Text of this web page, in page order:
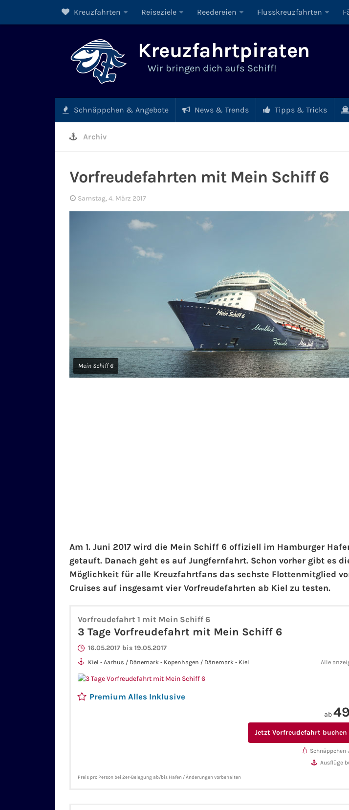
Kreuzfahrten Reiseziele Reedereien Flusskreuzfahrten
Kreuzfahrtpiraten
Wir bringen dich aufs Schiff!
Schnäppchen & Angebote News & Trends Tipps & Tricks
Archiv
Vorfreudefahrten mit Mein Schiff 6
Samstag, 4. März 2017
Mein Schiff 6
Am 1. Juni 2017 wird die Mein Schiff 6 offiziell im Hamburger
getauft. Danach geht es auf Jungfernfahrt. Schon vorher gibt es
Möglichkeit für alle Kreuzfahrtfans das sechste Flottenmitglied
Cruises auf insgesamt vier Vorfreudefahrten ab Kiel zu testen.
Vorfreudefahrt 1 mit Mein Schiff 6
3 Tage Vorfreudefahrt mit Mein Schiff 6
16.05.2017 bis 19.05.2017
Kiel - Aarhus / Dänemark - Kopenhagen / Dänemark - Kiel Alle
Premium Alles Inklusive
ab
Jetzt Vorfreudefahrt buchen
Ausflüge
Preis pro Person bei 2er-Belegung ab/bis Hafen / Änderungen vorbehalten